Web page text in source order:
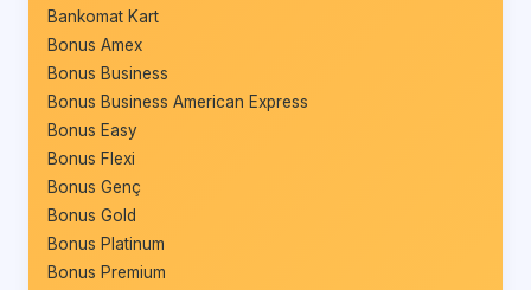
Bankomat Kart
Bonus Amex
Bonus Business
Bonus Business American Express
Bonus Easy
Bonus Flexi
Bonus Genç
Bonus Gold
Bonus Platinum
Bonus Premium